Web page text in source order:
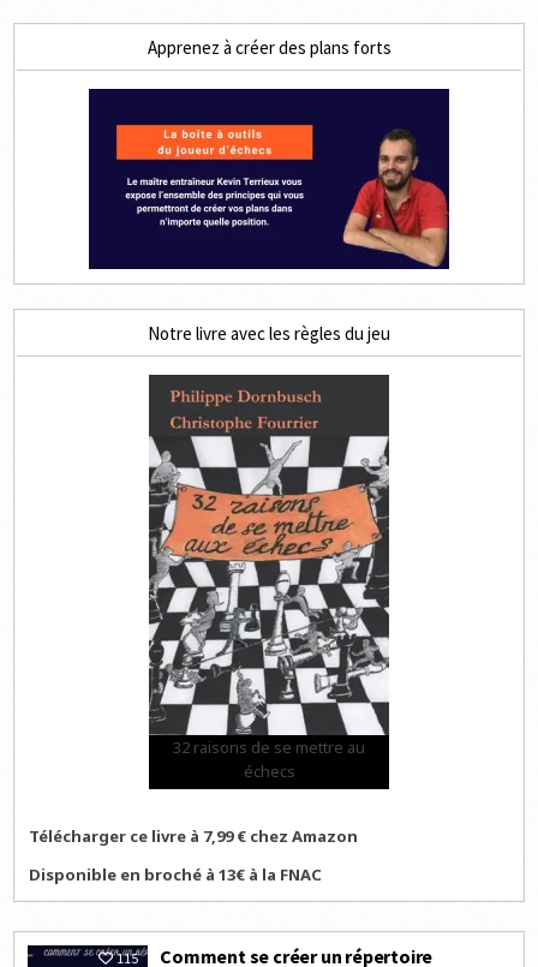
Apprenez à créer des plans forts
Notre livre avec les règles du jeu
32 raisons de se mettre au
échecs
Télécharger ce livre à 7,99 € chez Amazon
Disponible en broché à 13€ à la FNAC
115
Comment se créer un répertoire